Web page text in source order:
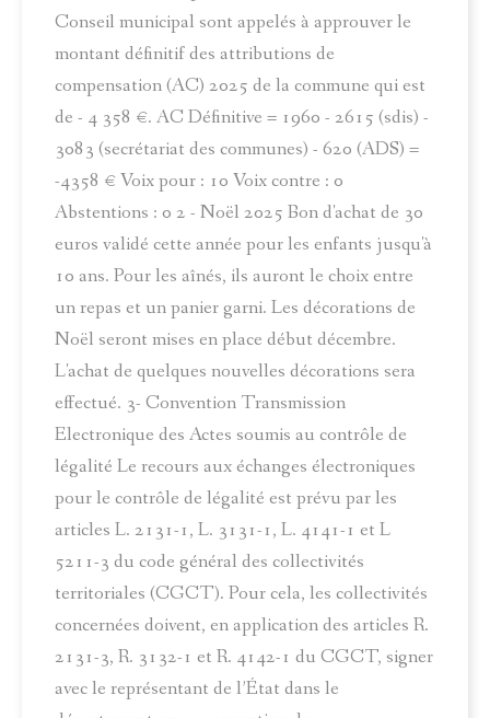
Conseil municipal sont appelés à approuver le
montant définitif des attributions de
compensation (AC) 2025 de la commune qui est
de - 4 358 €. AC Définitive = 1960 - 2615 (sdis) -
3083 (secrétariat des communes) - 620 (ADS) =
-4358 € Voix pour : 10 Voix contre : 0
Abstentions : 0 2 - Noël 2025 Bon d'achat de 30
euros validé cette année pour les enfants jusqu'à
10 ans. Pour les aînés, ils auront le choix entre
un repas et un panier garni. Les décorations de
Noël seront mises en place début décembre.
L'achat de quelques nouvelles décorations sera
effectué. 3- Convention Transmission
Electronique des Actes soumis au contrôle de
légalité Le recours aux échanges électroniques
pour le contrôle de légalité est prévu par les
articles L. 2131-1, L. 3131-1, L. 4141-1 et L
5211-3 du code général des collectivités
territoriales (CGCT). Pour cela, les collectivités
concernées doivent, en application des articles R.
2131-3, R. 3132-1 et R. 4142-1 du CGCT, signer
avec le représentant de l’État dans le